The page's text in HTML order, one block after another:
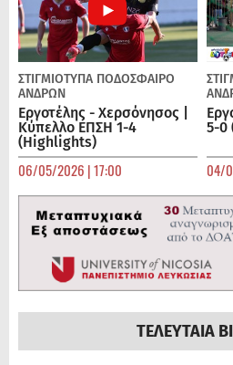
ΣΤΙΓΜΙΟΤΥΠΑ ΠΟΔΌΣΦΑΙΡΟ
ΑΝΔΡΏΝ
Εργοτέλης - Χερσόνησος |
Κύπελλο ΕΠΣΗ 1-4
(Highlights)
06/05/2026 | 17:00
5-0
04/
ΤΕΛΕΥΤΑΙΑ